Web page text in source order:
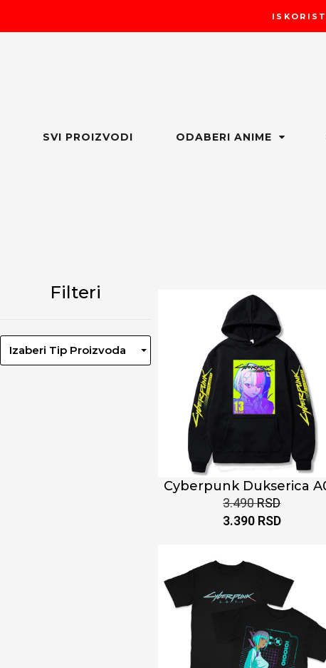
SVI PROIZVODI ODABERI ANIME
Filteri
Izaberi Tip Proizvoda
Cyberpunk Dukserica
3.490RSD
3.390 RSD